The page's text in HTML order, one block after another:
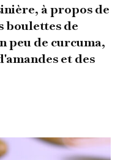
à propos de
boulettes de
peu de curcuma,
et des